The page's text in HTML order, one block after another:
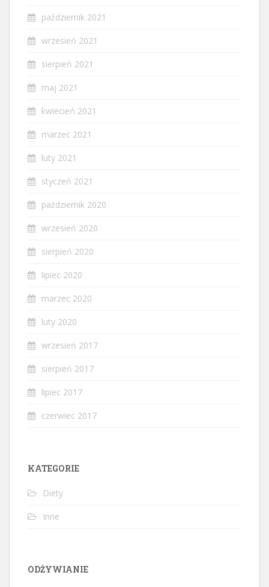
październik 2021
wrzesień 2021
sierpień 2021
maj 2021
kwiecień 2021
marzec 2021
luty 2021
styczeń 2021
październik 2020
wrzesień 2020
sierpień 2020
lipiec 2020
marzec 2020
luty 2020
wrzesień 2017
sierpień 2017
lipiec 2017
czerwiec 2017
KATEGORIE
Diety
Inne
ODŻYWIANIE